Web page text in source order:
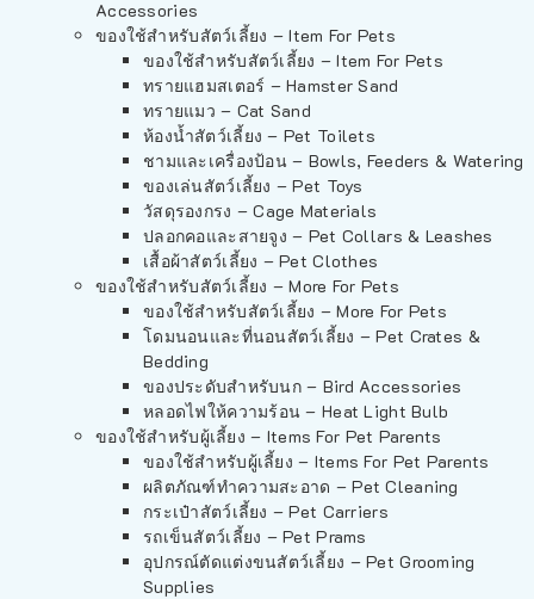
Accessories
ของใช้สำหรับสัตว์เลี้ยง – Item For Pets
ของใช้สำหรับสัตว์เลี้ยง – Item For Pets
ทรายแฮมสเตอร์ – Hamster Sand
ทรายแมว – Cat Sand
ห้องน้ำสัตว์เลี้ยง – Pet Toilets
ชามและเครื่องป้อน – Bowls, Feeders & Watering
ของเล่นสัตว์เลี้ยง – Pet Toys
วัสดุรองกรง – Cage Materials
ปลอกคอและสายจูง – Pet Collars & Leashes
เสื้อผ้าสัตว์เลี้ยง – Pet Clothes
ของใช้สำหรับสัตว์เลี้ยง – More For Pets
ของใช้สำหรับสัตว์เลี้ยง – More For Pets
โดมนอนและที่นอนสัตว์เลี้ยง – Pet Crates &
Bedding
ของประดับสำหรับนก – Bird Accessories
หลอดไฟให้ความร้อน – Heat Light Bulb
ของใช้สำหรับผู้เลี้ยง – Items For Pet Parents
ของใช้สำหรับผู้เลี้ยง – Items For Pet Parents
ผลิตภัณฑ์ทำความสะอาด – Pet Cleaning
กระเป๋าสัตว์เลี้ยง – Pet Carriers
รถเข็นสัตว์เลี้ยง – Pet Prams
อุปกรณ์ตัดแต่งขนสัตว์เลี้ยง – Pet Grooming
Supplies